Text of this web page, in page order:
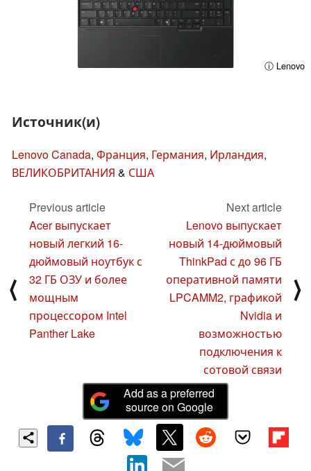
ⓘ Lenovo
Источник(и)
Lenovo Canada, Франция, Германия, Ирландия,
ВЕЛИКОБРИТАНИЯ & США
⟨
Previous article
Acer выпускает
новый легкий 16-
дюймовый ноутбук с
32 ГБ ОЗУ и более
мощным
процессором Intel
Panther Lake
Next article
Lenovo выпускает
новый 14-дюймовый
ThinkPad с до 96 ГБ
оперативной памяти
LPCAMM2, графикой
Nvidia и
возможностью
подключения к
сотовой связи
⟩
Add as a preferred
source on Google